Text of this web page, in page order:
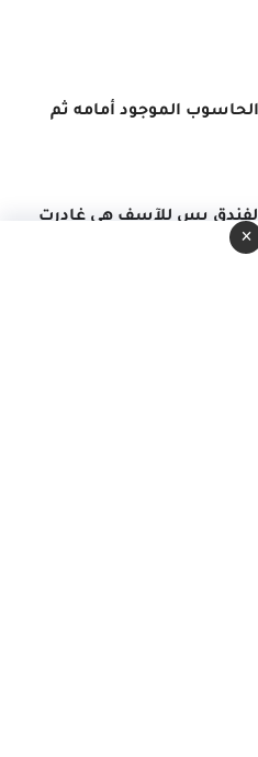
الموجود أمامه ثم
الفندق بس للآسف هى غادرت
×